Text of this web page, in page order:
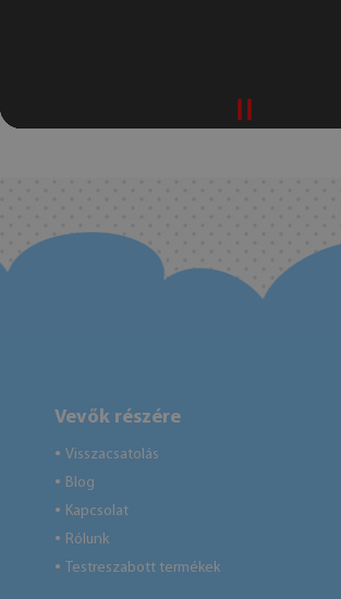
Vevők részére
● Visszacsatolás
● Blog
● Kapcsolat
● Rólunk
● Testreszabott termékek